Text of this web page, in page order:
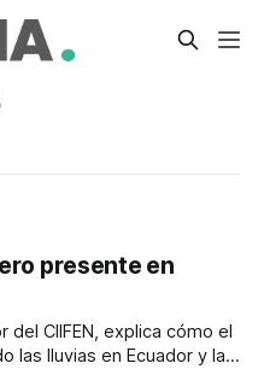
presente en
CIIFEN, explica cómo el
las lluvias en Ecuador y la